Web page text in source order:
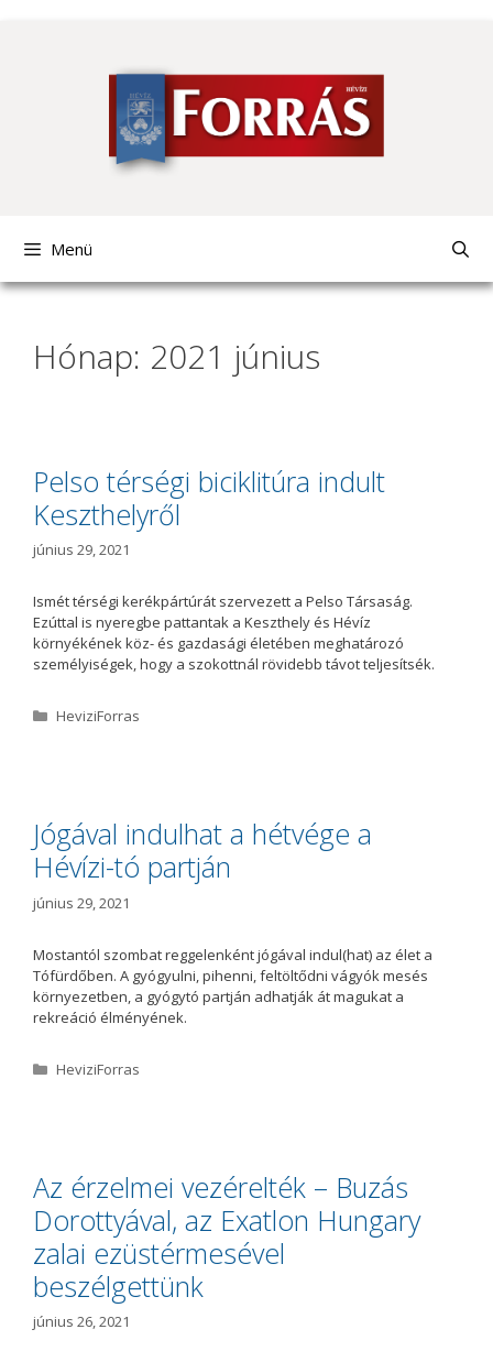
Menü
Hónap: 2021 június
Pelso térségi biciklitúra indult
Keszthelyről
június 29, 2021
Ismét térségi kerékpártúrát szervezett a Pelso Társaság.
Ezúttal is nyeregbe pattantak a Keszthely és Hévíz
környékének köz- és gazdasági életében meghatározó
személyiségek, hogy a szokottnál rövidebb távot teljesítsék.
K
r
i
a
HeviziForras
Jógával indulhat a hétvége a
Hévízi-tó partján
június 29, 2021
Mostantól szombat reggelenként jógával indul(hat) az élet a
Tófürdőben. A gyógyulni, pihenni, feltöltődni vágyók mesés
környezetben, a gyógytó partján adhatják át magukat a
rekreáció élményének.
K
r
i
a
HeviziForras
Az érzelmei vezérelték – Buzás
Dorottyával, az Exatlon Hungary
zalai ezüstérmesével
beszélgettünk
június 26, 2021